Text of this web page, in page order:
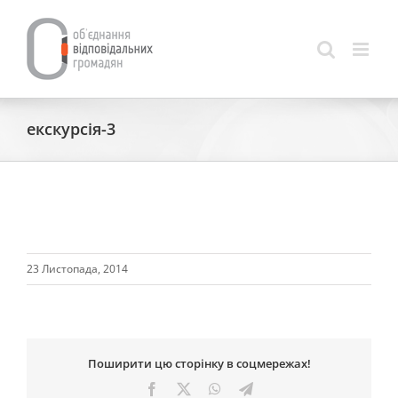
content
екскурсія-3
23 Листопада, 2014
Поширити цю сторінку в соцмережах!
Facebook WhatsAppTelegram